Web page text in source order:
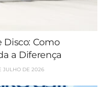
Disco: Como
a Diferença
JULHO DE 2026